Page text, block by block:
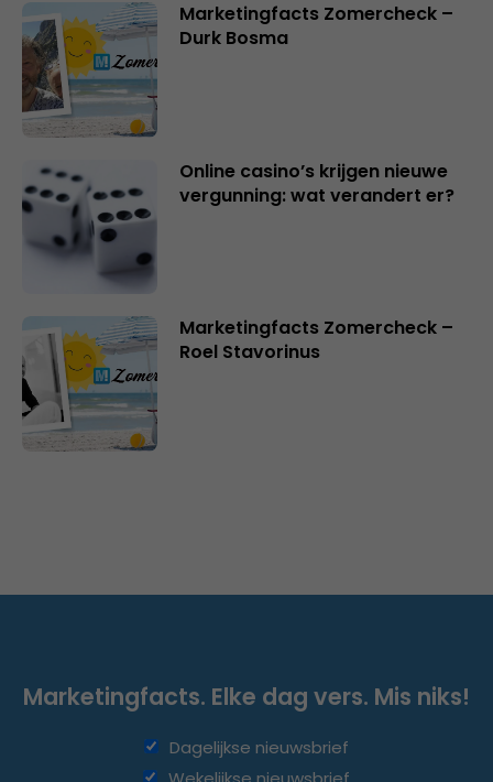
Marketingfacts Zomercheck –
Durk Bosma
Online casino’s krijgen nieuwe
vergunning: wat verandert er?
Marketingfacts Zomercheck –
Roel Stavorinus
Marketingfacts. Elke dag vers. Mis niks!
Dagelijkse nieuwsbrief